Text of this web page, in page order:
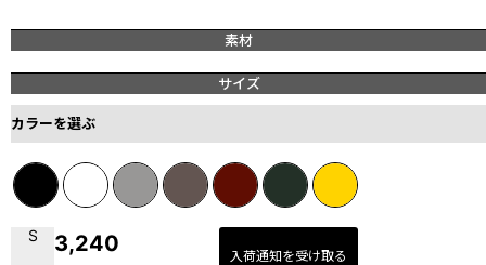
素材
サイズ
カラーを選ぶ
S 3,240 入荷通知を受け取る